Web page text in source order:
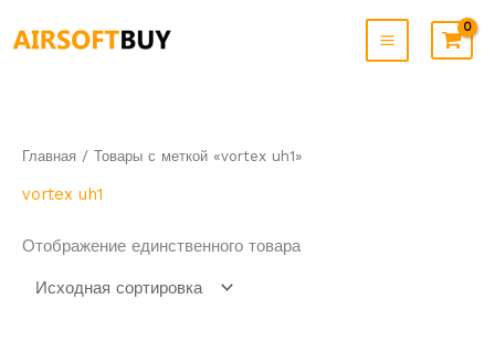
содержимому
Главная / Товары с меткой «vortex uh1»
vortex uh1
Отображение единственного товара